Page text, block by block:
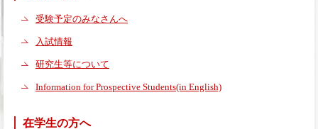
受験予定のみなさんへ
入試情報
研究生等について
Information for Prospective Students(in English)
在学生の方へ